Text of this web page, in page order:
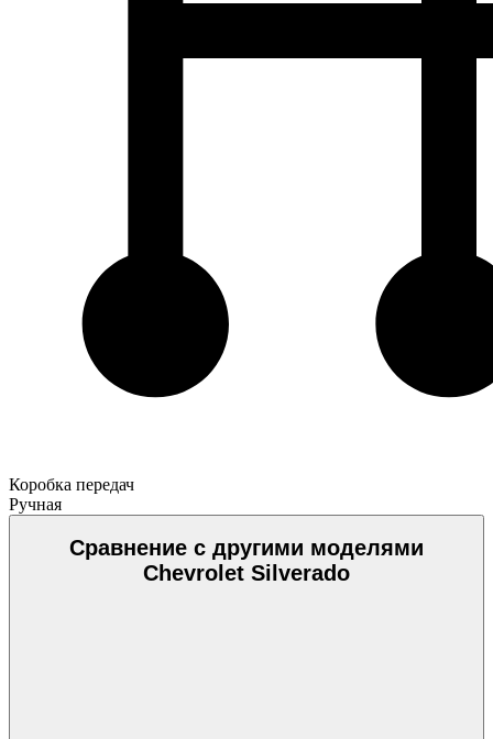
Коробка передач
Ручная
Сравнение с другими моделями
Chevrolet Silverado